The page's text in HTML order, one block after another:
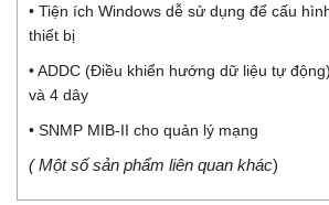
• Tiện ích Windows dễ sử dụng để cấu
thiết bị
• ADDC (Điều khiển hướng dữ liệu tự
và 4 dây
• SNMP MIB-II cho quản lý mạng
( Một số sản phẩm liên quan khác)